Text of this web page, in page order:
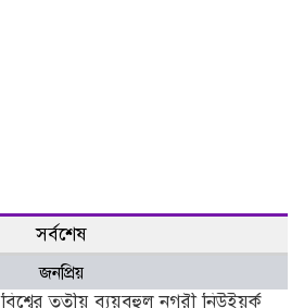
সর্বশেষ
জনপ্রিয়
বিশ্বের তৃতীয় ব্যয়বহুল নগরী নিউইয়র্ক